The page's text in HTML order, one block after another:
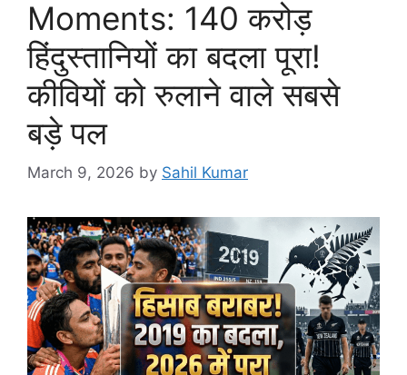
Moments: 140 करोड़
हिंदुस्तानियों का बदला पूरा!
कीवियों को रुलाने वाले सबसे
बड़े पल
March 9, 2026 by Sahil Kumar